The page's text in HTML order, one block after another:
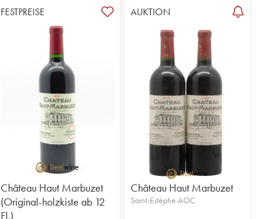
FESTPREISE
Château Haut Marbuzet
(Original-holzkiste ab 12
Fl.)
AUKTION
Château Haut Marbuzet
Saint-Estèphe AOC